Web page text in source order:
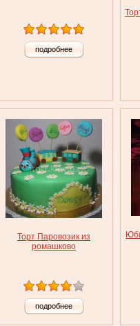
подробнее
Торт Паровозик из
ромашково
подробнее